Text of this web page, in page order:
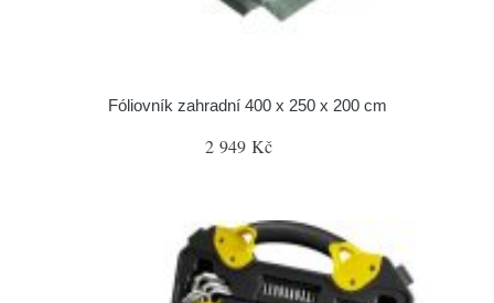
Fóliovník zahradní 400 x 250 x 200 cm
2 949 Kč